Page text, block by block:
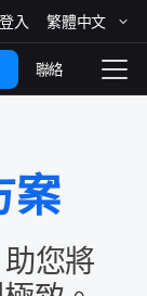
繁體​中文
切
換
聯絡
案
您​將